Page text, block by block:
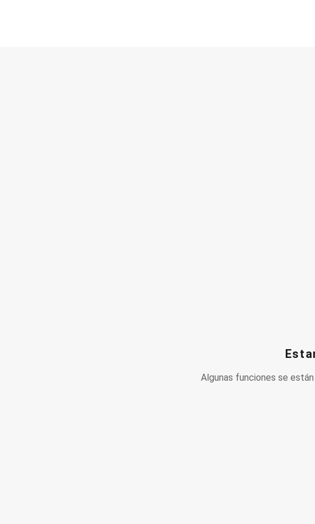
Algunas funciones se